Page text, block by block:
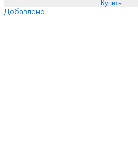
Добавлено